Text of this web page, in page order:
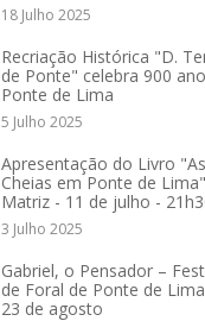
18 Julho 2025
Recriação Histórica "D.
de Ponte" celebra 900
Ponte de Lima
5 Julho 2025
Apresentação do Livro
Cheias em Ponte de
Matriz - 11 de julho -
3 Julho 2025
Gabriel, o Pensador –
de Foral de Ponte de
23 de agosto